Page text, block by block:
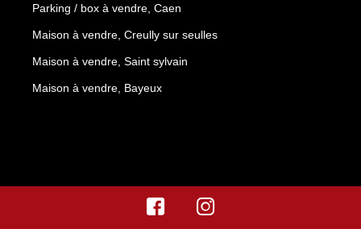
Parking / box à vendre, Caen
Maison à vendre, Creully sur seulles
Maison à vendre, Saint sylvain
Maison à vendre, Bayeux